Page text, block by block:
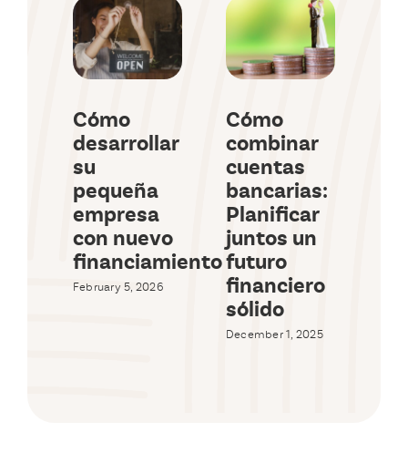
Cómo
desarrollar
su
pequeña
empresa
con nuevo
financiamiento
February 5, 2026
Cómo
combinar
cuentas
bancarias:
Planificar
juntos un
futuro
financiero
sólido
December 1, 2025